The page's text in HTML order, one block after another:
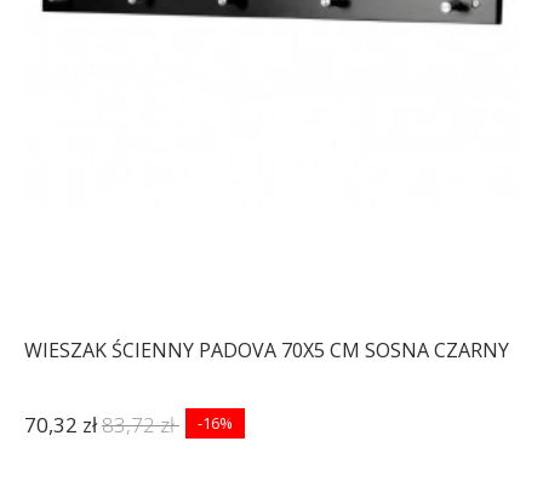
WIESZAK ŚCIENNY PADOVA 70X5 CM SOSNA CZARNY
70,32 zł83,72 zł -16%